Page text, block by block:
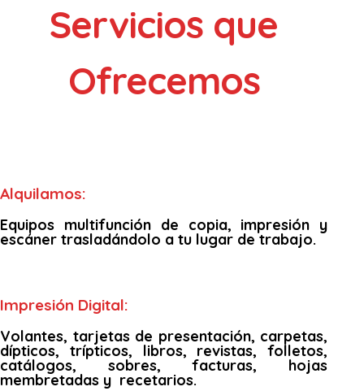
Servicios que
Ofrecemos
Alquilamos:
Equipos multifunción de copia, impresión y
escáner trasladándolo a tu lugar de trabajo.
Impresión Digital:
Volantes, tarjetas de presentación, carpetas,
dípticos, trípticos, libros, revistas, folletos,
catálogos, sobres, facturas, hojas
membretadas y recetarios.